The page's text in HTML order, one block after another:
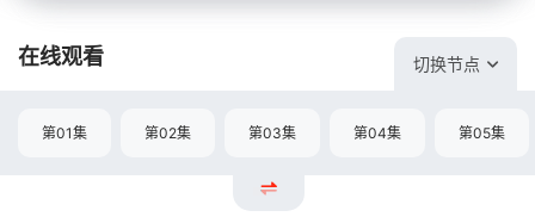
在线观看 切换节点
第01集 第02集 第03集 第04集 第05集